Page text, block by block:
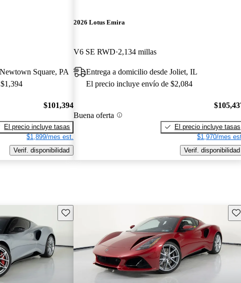
Square, PA
$101,394
El precio incluye tasas
$1,899/mes est.
Verif. disponibilidad
2026 Lotus Emira
V6 SE RWD 2,134 millas
Entrega a domicilio desde Joliet, IL
El precio incluye envío de $2,084
Buena oferta
El precio incluye tasas
$1,970/mes
Verif. disponibilidad
Guarda este Aviso